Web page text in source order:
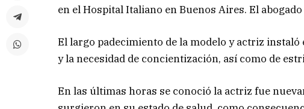
en el Hospital Italiano en Buenos Aires. El
El largo padecimiento de la modelo y actriz
y la necesidad de concientización, así como de
En las últimas horas se conoció la actriz fue